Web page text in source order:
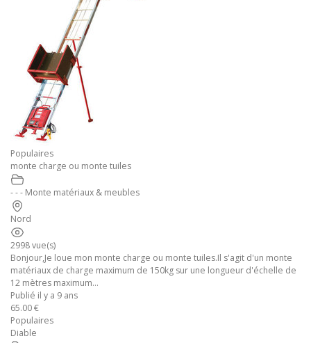
Populaires
monte charge ou monte tuiles
- - - Monte matériaux & meubles
Nord
2998 vue(s)
Bonjour,Je loue mon monte charge ou monte tuiles.Il s'agit d'un monte
matériaux de charge maximum de 150kg sur une longueur d'échelle de
12 mètres maximum...
Publié il y a 9 ans
65.00 €
Populaires
Diable